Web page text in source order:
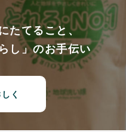
たてること、
し」のお手伝い
く